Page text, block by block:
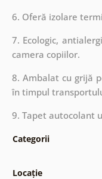
6. Oferă izolare
7. Ecologic,
camera copiilor.
8. Ambalat cu grijă
în timpul
9. Tapet autocolant
Categorii
Locație